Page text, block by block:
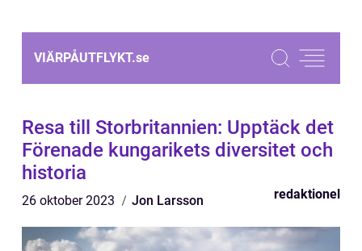
VIÄRPÅUTFLYKT.se
Resa till Storbritannien: Upptäck det
Förenade kungarikets diversitet och
historia
26 oktober 2023 Jon Larsson redaktionel